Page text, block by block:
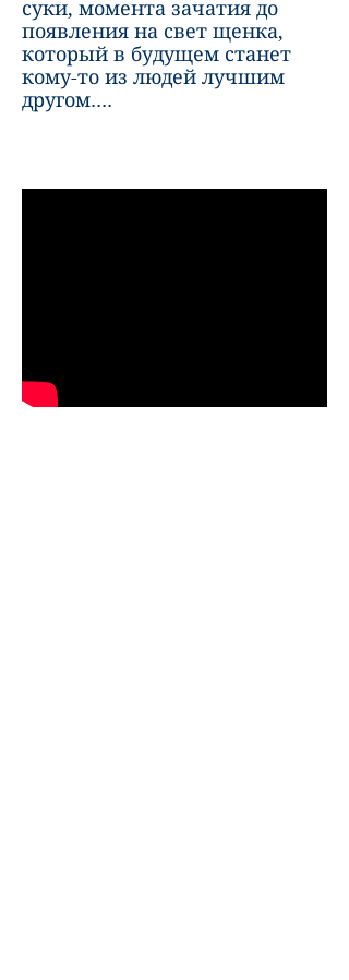
суки, момента зачатия до
появления на свет щенка,
который в будущем станет
кому-то из людей лучшим
другом....